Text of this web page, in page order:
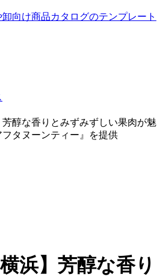
向け商品カタログのテンプレート
芳醇な香りとみずみずしい果肉が魅
タヌーンティー』を提供
浜】芳醇な香り